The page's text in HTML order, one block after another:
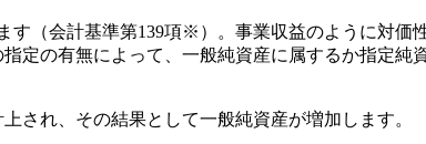
（会計基準第139項※）。事業収益のように対価
の有無によって、一般純資産に属するか指定純
され、その結果として一般純資産が増加します。